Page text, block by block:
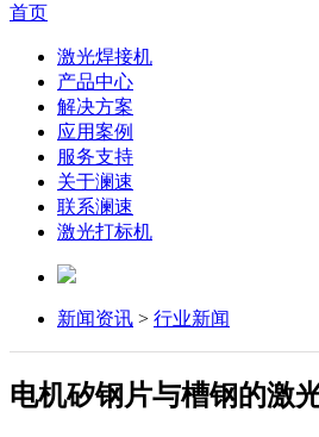
首页
激光焊接机
产品中心
解决方案
应用案例
服务支持
关于澜速
联系澜速
激光打标机
新闻资讯 > 行业新闻
电机矽钢片与槽钢的激